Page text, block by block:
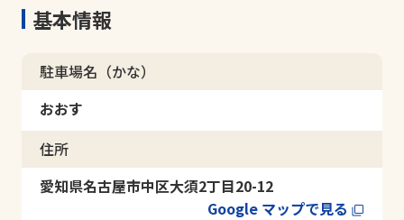
基本情報
駐車場名（かな）
おおす
住所
愛知県名古屋市中区大須2丁目20-12
Google マップで見る